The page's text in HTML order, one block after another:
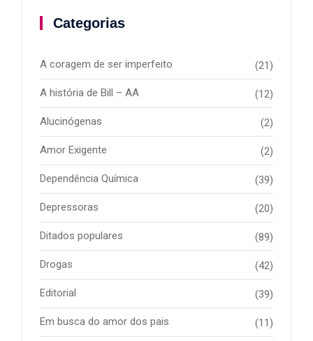
Categorias
A coragem de ser imperfeito (21)
A história de Bill – AA (12)
Alucinógenas (2)
Amor Exigente (2)
Dependência Química (39)
Depressoras (20)
Ditados populares (89)
Drogas (42)
Editorial (39)
Em busca do amor dos pais (11)